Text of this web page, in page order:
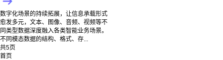
数字化场景的持续拓展，让信息承载形式
愈发多元，文本、图像、音频、视频等不
同类型数据深度融入各类智能业务场景。
不同模态数据的结构、格式、存...
共5页
首页